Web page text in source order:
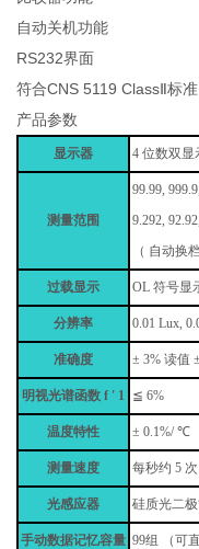
自动关机功能
RS232界面
符合CNS 5119 ClassⅡ标准
产品参数
显示器 4位数双显
测量范围
99.99,
9.292,
（ 自动换
过载显示 OL符号显
分辨率 0.01 Lux,
准确度 ± 3%读值
明视光谱函数 f ' 1 ≦ 6%
温度特性 ± 0.1%/ ℃
测量速度 每秒约 5 次
光感应器 硅质光二
手动数据记忆容量 99组 （可